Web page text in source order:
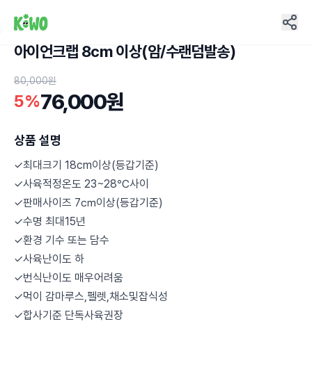
아이언크랩 8cm 이상(암/수랜덤발송)
80,000원
5%76,000원
상품 설명
✓최대크기 18cm이상(등갑기준)
✓사육적정온도 23~28℃사이
✓판매사이즈 7㎝이상(등갑기준)
✓수명 최대15년
✓환경 기수 또는 담수
✓사육난이도 하
✓번식난이도 매우어려움
✓먹이 감마루스,펠렛,채소및잡식성
✓합사기준 단독사육권장